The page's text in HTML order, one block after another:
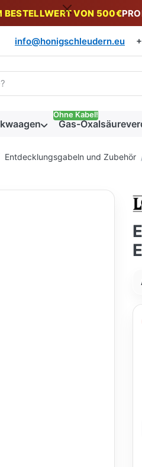
BESTELLWERT VON 500€
info@honigschleudern.eu
ein. Während Sie tippen,
Gas-
Ohne Kabel!
Entdecklungsgabeln und Zubehör